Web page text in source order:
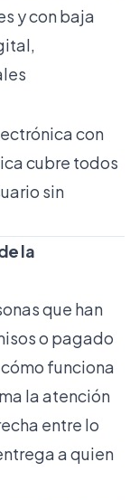
y con baja
con
cubre todos
sin
la
que han
o pagado
funciona
la atención
entre lo
a quien